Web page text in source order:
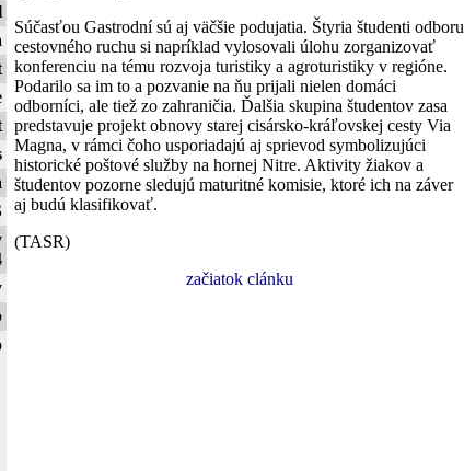
Súčasťou Gastrodní sú aj väčšie podujatia. Štyria študenti odboru
cestovného ruchu si napríklad vylosovali úlohu zorganizovať
konferenciu na tému rozvoja turistiky a agroturistiky v regióne.
Podarilo sa im to a pozvanie na ňu prijali nielen domáci
odborníci, ale tiež zo zahraničia. Ďalšia skupina študentov zasa
predstavuje projekt obnovy starej cisársko-kráľovskej cesty Via
Magna, v rámci čoho usporiadajú aj sprievod symbolizujúci
historické poštové služby na hornej Nitre. Aktivity žiakov a
študentov pozorne sledujú maturitné komisie, ktoré ich na záver
aj budú klasifikovať.
(TASR)
začiatok clánku